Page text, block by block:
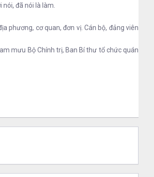
đã nói là làm.
phương, cơ quan, đơn vị. Cán bộ, đảng viên
mưu Bộ Chính trị, Ban Bí thư tổ chức quán